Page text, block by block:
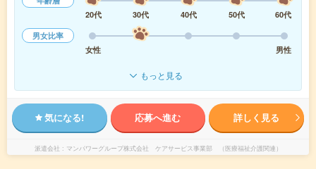
20代
30代 40代 50代
60代
男女比率
女性
男性
もっと見る
気になる! 応募へ進む 詳しく見る
派遣会社 マンパワーグループ株式会社 ケアサービス事業部 （医療福祉介護関連）